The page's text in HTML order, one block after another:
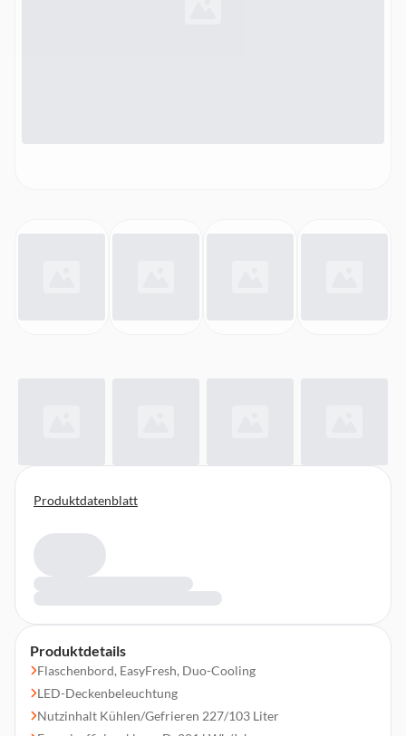
Produktdetails
Flaschenbord, EasyFresh, Duo-Cooling
LED-Deckenbeleuchtung
Nutzinhalt Kühlen/Gefrieren 227/103 Liter
Produktdatenblatt